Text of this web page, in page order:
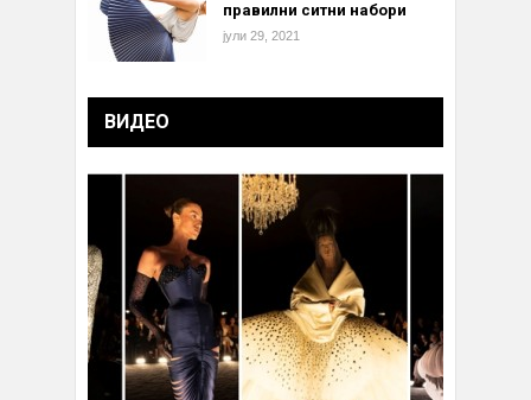
правилни ситни набори
јули 29, 2021
ВИДЕО